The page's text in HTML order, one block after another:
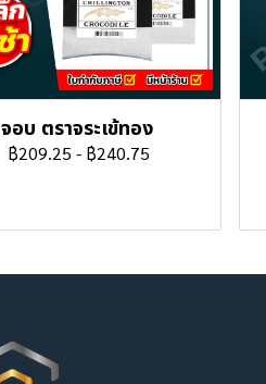
จอบ ตราจระเข้ทอง
฿209.25 - ฿240.75